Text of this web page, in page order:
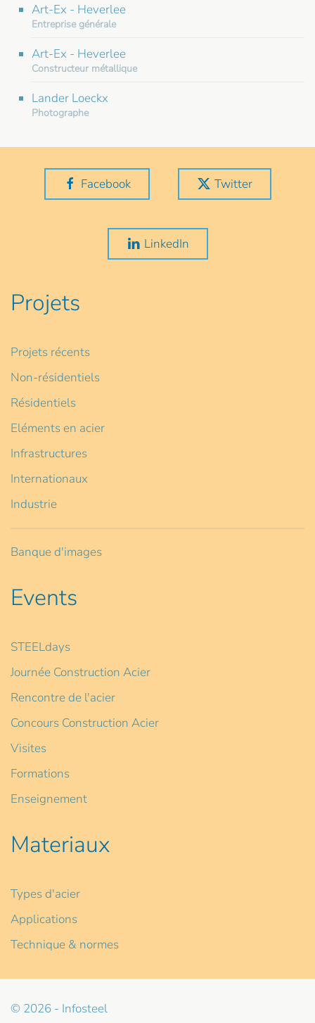
Art-Ex - Heverlee
Entreprise générale
Art-Ex - Heverlee
Constructeur métallique
Lander Loeckx
Photographe
Facebook Twitter
LinkedIn
Projets
Projets récents
Non-résidentiels
Résidentiels
Eléments en acier
Infrastructures
Internationaux
Industrie
Banque d'images
Events
STEELdays
Journée Construction Acier
Rencontre de l'acier
Concours Construction Acier
Visites
Formations
Enseignement
Materiaux
Types d'acier
Applications
Technique & normes
© 2026 - Infosteel